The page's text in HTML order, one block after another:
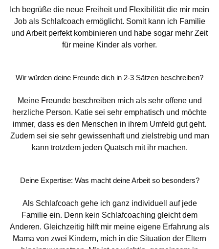
Ich begrüße die neue Freiheit und Flexibilität die mir mein
Job als Schlafcoach ermöglicht. Somit kann ich Familie
und Arbeit perfekt kombinieren und habe sogar mehr Zeit
für meine Kinder als vorher.
Wir würden deine Freunde dich in 2-3 Sätzen beschreiben?
Meine Freunde beschreiben mich als sehr offene und
herzliche Person. Katie sei sehr emphatisch und möchte
immer, dass es den Menschen in ihrem Umfeld gut geht.
Zudem sei sie sehr gewissenhaft und zielstrebig und man
kann trotzdem jeden Quatsch mit ihr machen.
Deine Expertise: Was macht deine Arbeit so besonders?
Als Schlafcoach gehe ich ganz individuell auf jede
Familie ein. Denn kein Schlafcoaching gleicht dem
Anderen. Gleichzeitig hilft mir meine eigene Erfahrung als
Mama von zwei Kindern, mich in die Situation der Eltern